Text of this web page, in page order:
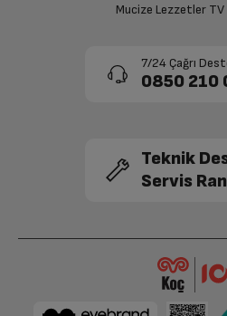
Mucize Lezzetler TV
7/24 Çağrı
0850 210
Teknik
Servis